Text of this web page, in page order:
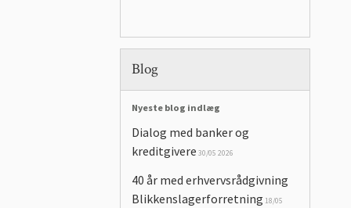
Blog
Nyeste blog indlæg
Dialog med banker og
kreditgivere 30/05 2026
40 år med erhvervsrådgivning
Blikkenslagerforretning 18/05